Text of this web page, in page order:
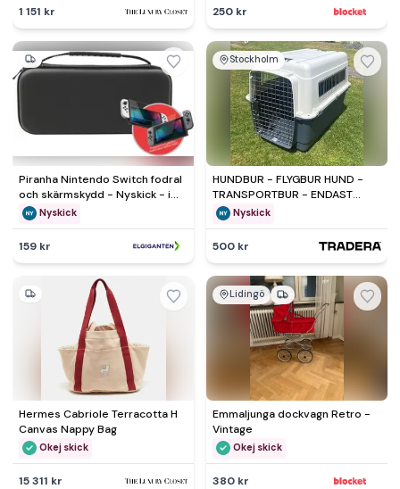
1 151 kr 250 kr
Piranha Nintendo Switch fodral
och skärmskydd - Nyskick - i
originalförpackning
Nyskick
159 kr
Stockholm
HUNDBUR - FLYGBUR HUND -
TRANSPORTBUR - ENDAST
AVHÄMTNING
Nyskick
500 kr
Hermes Cabriole Terracotta H
Canvas Nappy Bag
Okej skick
15 311 kr
Lidingö
Emmaljunga dockvagn Retro -
Vintage
Okej skick
380 kr